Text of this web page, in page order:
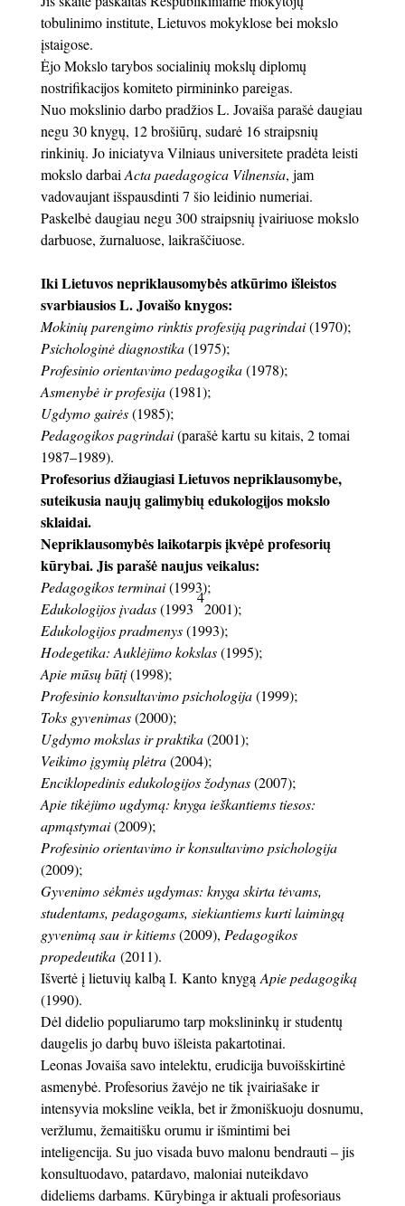
tobulinimo institute, Lietuvos mokyklose bei mokslo
įstaigose.
Ėjo Mokslo tarybos socialinių mokslų diplomų
nostrifikacijos komiteto pirmininko pareigas.
Nuo mokslinio darbo pradžios L. Jovaiša parašė daugiau
negu 30 knygų, 12 brošiūrų, sudarė 16 straipsnių
rinkinių. Jo iniciatyva Vilniaus universitete pradėta leisti
mokslo darbai Acta paedagogica Vilnensia, jam
vadovaujant išspausdinti 7 šio leidinio numeriai.
Paskelbė daugiau negu 300 straipsnių įvairiuose mokslo
darbuose, žurnaluose, laikraščiuose.
Iki Lietuvos nepriklausomybės atkūrimo išleistos
svarbiausios L. Jovaišo knygos:
Mokinių parengimo rinktis profesiją pagrindai(1970);
Psichologinė diagnostika(1975);
Profesinio orientavimo pedagogika(1978);
Asmenybė ir profesija(1981);
Ugdymo gairės(1985);
Pedagogikos pagrindai(parašė kartu su kitais, 2 tomai
1987–1989).
Profesorius džiaugiasi Lietuvos nepriklausomybe,
suteikusia naujų galimybių edukologijos mokslo
sklaidai.
Nepriklausomybės laikotarpis įkvėpė profesorių
kūrybai. Jis parašė naujus veikalus:
Pedagogikos terminai(1993);
Edukologijos įvadas(1993
4
2001);
Edukologijos pradmenys(1993);
Hodegetika: Auklėjimo kokslas(1995);
Apie mūsų būtį(1998);
Profesinio konsultavimo psichologija(1999);
Toks gyvenimas(2000);
Ugdymo mokslas ir praktika(2001);
Veikimo įgymių plėtra(2004);
Enciklopedinis edukologijos žodynas(2007);
Apie tikėjimo ugdymą: knyga ieškantiems tiesos:
apmąstymai(2009);
Profesinio orientavimo ir konsultavimo psichologija
(2009);
Gyvenimo sėkmės ugdymas: knyga skirta tėvams,
studentams, pedagogams, siekiantiems kurti laimingą
gyvenimą sau ir kitiems(2009), Pedagogikos
propedeutika(2011).
Išvertė į lietuvių kalbą I. Kanto knygą Apie pedagogiką
(1990).
Dėl didelio populiarumo tarp mokslininkų ir studentų
daugelis jo darbų buvo išleista pakartotinai.
Leonas Jovaiša savo intelektu, erudicija buvoišskirtinė
asmenybė. Profesorius žavėjo ne tik įvairiašake ir
intensyvia moksline veikla, bet ir žmoniškuoju dosnumu,
veržlumu, žemaitišku orumu ir išmintimi bei
inteligencija. Su juo visada buvo malonu bendrauti – jis
konsultuodavo, patardavo, maloniai nuteikdavo
dideliems darbams. Kūrybinga ir aktuali profesoriaus